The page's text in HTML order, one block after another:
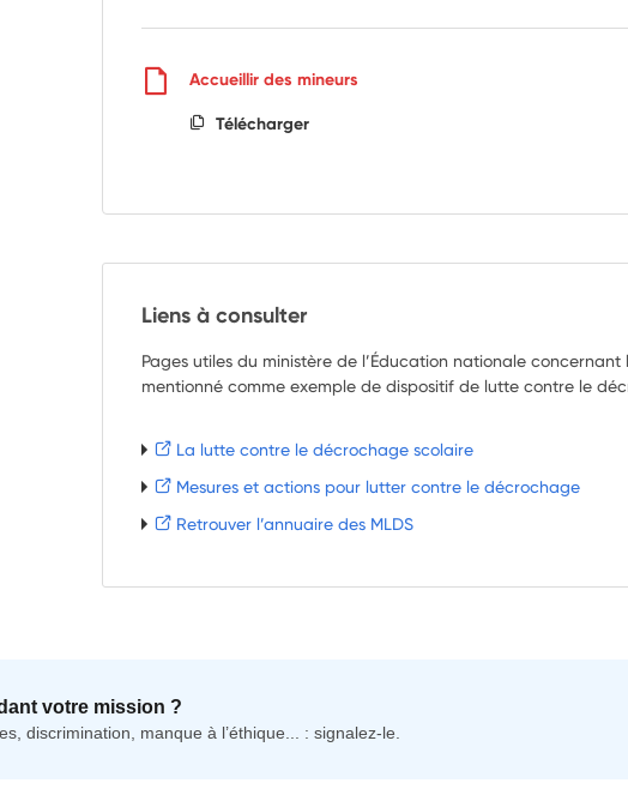
Accueillir des mineurs
Télécharger
Liens à consulter
Pages utiles du ministère de l’Éducation nationale
mentionné comme exemple de dispositif de lutte contre le
La lutte contre le décrochage scolaire
Mesures et actions pour lutter contre le décrochage
Retrouver l’annuaire des MLDS
votre mission ?
discrimination, manque à l’éthique... : signalez-le.